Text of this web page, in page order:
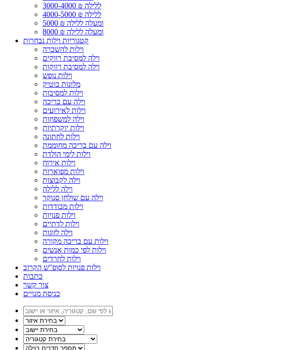
3000-4000 ₪ ללילה
4000-5000 ₪ ללילה
5000 ₪ ומעלה ללילה
8000 ₪ ומעלה ללילה
קטגוריות וילות נבחרות
וילות להשכרה
וילה למסיבת רווקים
וילה למסיבת רווקות
וילות נופש
מלונות בוטיק
וילות למסיבות
וילה עם בריכה
וילות לאירועים
וילה למשפחות
וילות יוקרתיות
וילות לחתונה
וילה עם בריכה מחוממת
וילות לימי הולדת
וילות אירוח
וילות מפוארות
וילה לקבוצות
וילה ללילה
וילה עם שולחן סנוקר
וילות מבודדות
וילות פנויות
וילות לדתיים
וילה לזוגות
וילות עם בריכה מקורה
וילות לפי כמות אנשים
וילות לחרדים
וילות פנויות לסופ"ש הקרוב
כתבות
צור קשר
כניסת מנויים